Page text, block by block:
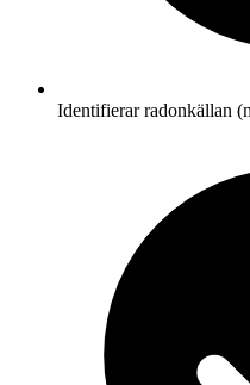
Identifierar radonkällan